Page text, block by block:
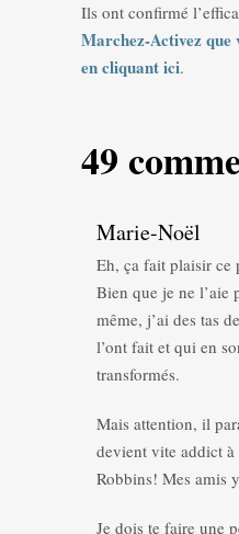
Ils ont confirmé
Marchez-Activez que
en cliquant ici.
49
Marie-Noël
Eh, ça fait plaisir ce
Bien que je ne l’aie
même, j’ai des tas
l’ont fait et qui en
transformés.
Mais attention, il
devient vite addict à
Robbins! Mes amis
Je dois te faire une